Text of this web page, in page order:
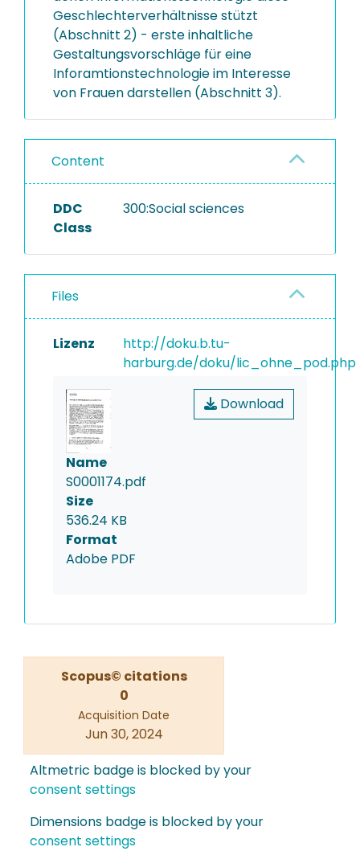
Geschlechterverhältnisse stützt
(Abschnitt 2) - erste inhaltliche
Gestaltungsvorschläge für eine
Inforamtionstechnologie im Interesse
von Frauen darstellen (Abschnitt 3).
Content
DDC
Class
300:Social sciences
Files
Lizenz
http://doku.b.tu-
harburg.de/doku/lic_ohne_pod.php
Download
Name
S0001174.pdf
Size
536.24 KB
Format
Adobe PDF
Scopus© citations
0
Acquisition Date
Jun 30, 2024
Altmetric badge is blocked by your
consent settings
Dimensions badge is blocked by your
consent settings